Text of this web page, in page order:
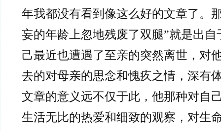
年我都没有看到像这么好的文章了。
妄的年龄上忽地残废了双腿”就是出
己最近也遭遇了至亲的突然离世，对
去的对母亲的思念和愧疚之情，深有
文章的意义远不仅于此，他那种对自
生活无比的热爱和细致的观察，对生